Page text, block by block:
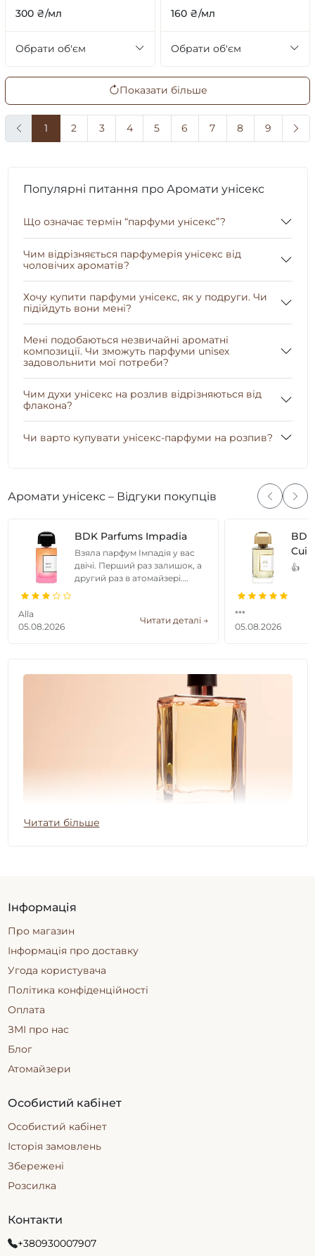
300 ₴/мл
Обрати об'єм
160 ₴/мл
Обрати об'єм
Показати більше
1 2 3 4 5 6 7 8 9
Популярні питання про Аромати унісекс
Що означає термін “парфуми унісекс”?
Чим відрізняється парфумерія унісекс від
чоловічих ароматів?
Хочу купити парфуми унісекс, як у подруги. Чи
підійдуть вони мені?
Мені подобаються незвичайні ароматні
композиції. Чи зможуть парфуми unisex
задовольнити мої потреби?
Чим духи унісекс на розлив відрізняються від
флакона?
Чи варто купувати унісекс-парфуми на розпив?
Аромати унісекс – Відгуки покупців
BDK Parfums Impadia
Взяла парфум Імпадія у вас
двічі. Перший раз залишок, а
другий раз в атомайзері.
радикально, але є ...
Alla
05.08.2026
Читати деталі →
Cuir
👍
***
05.08.2026
завдання: аромати поділяються на чоловічі та
жіночі, але на практиці ці межі дедалі стають все
розмитішими. Покупець витрачає гроші на флакон,
який не завжди відповідає його очікуванням. Саме
тому парфуми унісекс на розпив є раціональним
придбанням, оскільки дозволяють тестувати
аромат і вибрати справді свій.
Що таке аромати унісекс
виділяютьсячоловічі
балансують між свіжістю, глибиною та
нейтральністю, тому вони максимально
універсальні та сучасні. Магазин Рarfume-palette
парфумерії від всесвітньо відомих виробників.
Кому підходять унісекс парфуми
Читати більше
Інформація
Про магазин
Інформація про доставку
Угода користувача
Політика конфіденційності
Оплата
ЗМІ про нас
Блог
Атомайзери
Особистий кабінет
Особистий кабінет
Історія замовлень
Збережені
Розсилка
Контакти
+380930007907